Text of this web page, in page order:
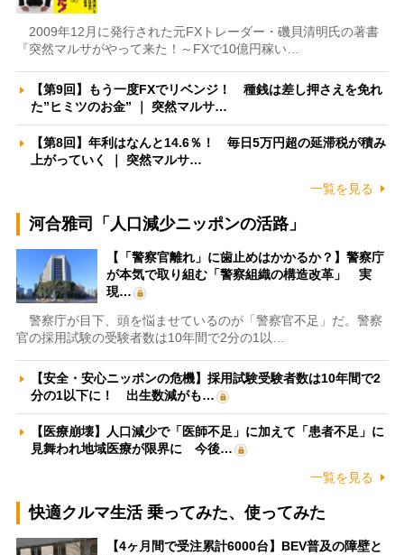
2009年12月に発行された元FXトレーダー・磯貝清明氏の著書
『突然マルサがやって来た！～FXで10億円稼い…
【第9回】もう一度FXでリベンジ！ 種銭は差し押さえを免れ
た”ヒミツのお金” ｜ 突然マルサ…
【第8回】年利はなんと14.6％！ 毎日5万円超の延滞税が積み
上がっていく ｜ 突然マルサ…
一覧を見る
河合雅司「人口減少ニッポンの活路」
【「警察官離れ」に歯止めはかかるか？】警察庁
が本気で取り組む「警察組織の構造改革」 実
現…
警察庁が目下、頭を悩ませているのが「警察官不足」だ。警察
官の採用試験の受験者数は10年間で2分の1以…
【安全・安心ニッポンの危機】採用試験受験者数は10年間で2
分の1以下に！ 出生数減がも…
【医療崩壊】人口減少で「医師不足」に加えて「患者不足」に
見舞われ地域医療が限界に 今後…
一覧を見る
快適クルマ生活 乗ってみた、使ってみた
【4ヶ月間で受注累計6000台】BEV普及の障壁と